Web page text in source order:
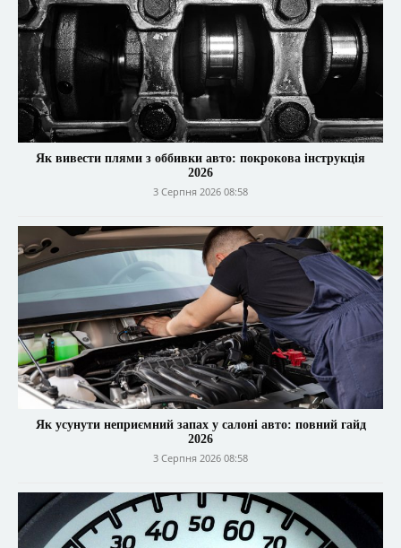
Як вивести плями з оббивки авто: покрокова інструкція
2026
3 Серпня 2026 08:58
Як усунути неприємний запах у салоні авто: повний гайд
2026
3 Серпня 2026 08:58